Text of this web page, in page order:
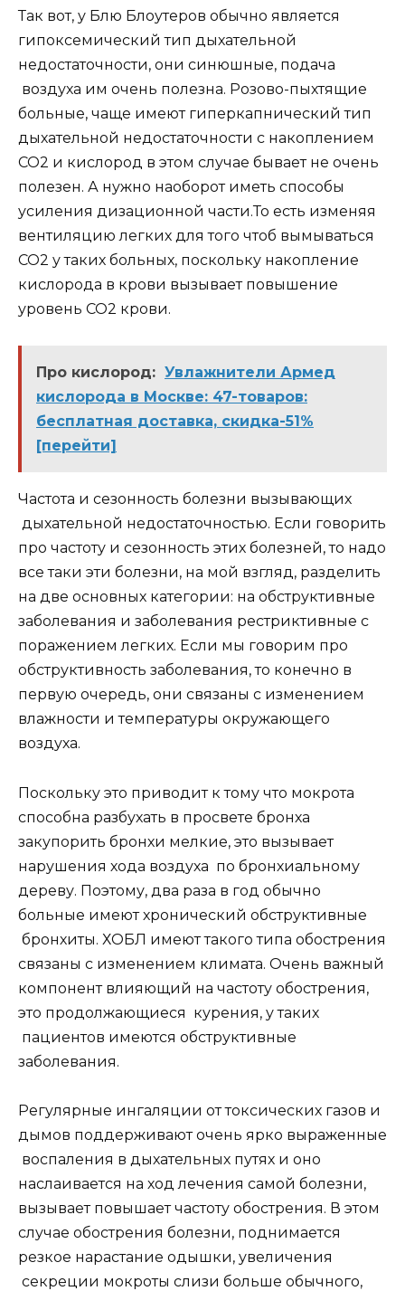
Так вот, у Блю Блоутеров обычно является
гипоксемический тип дыхательной
недостаточности, они синюшные, подача
воздуха им очень полезна. Розово-пыхтящие
больные, чаще имеют гиперкапнический тип
дыхательной недостаточности с накоплением
СО2 и кислород в этом случае бывает не очень
полезен. А нужно наоборот иметь способы
усиления дизационной части.То есть изменяя
вентиляцию легких для того чтоб вымываться
СО2 у таких больных, поскольку накопление
кислорода в крови вызывает повышение
уровень СО2 крови.
Про кислород: Увлажнители Армед
кислорода в Москве: 47-товаров:
бесплатная доставка, скидка-51%
[перейти]
Частота и сезонность болезни вызывающих
дыхательной недостаточностью. Если говорить
про частоту и сезонность этих болезней, то надо
все таки эти болезни, на мой взгляд, разделить
на две основных категории: на обструктивные
заболевания и заболевания рестриктивные с
поражением легких. Если мы говорим про
обструктивность заболевания, то конечно в
первую очередь, они связаны с изменением
влажности и температуры окружающего
воздуха.
Поскольку это приводит к тому что мокрота
способна разбухать в просвете бронха
закупорить бронхи мелкие, это вызывает
нарушения хода воздуха по бронхиальному
дереву. Поэтому, два раза в год обычно
больные имеют хронический обструктивные
бронхиты. ХОБЛ имеют такого типа обострения
связаны с изменением климата. Очень важный
компонент влияющий на частоту обострения,
это продолжающиеся курения, у таких
пациентов имеются обструктивные
заболевания.
Регулярные ингаляции от токсических газов и
дымов поддерживают очень ярко выраженные
воспаления в дыхательных путях и оно
наслаивается на ход лечения самой болезни,
вызывает повышает частоту обострения. В этом
случае обострения болезни, поднимается
резкое нарастание одышки, увеличения
секреции мокроты слизи больше обычного,